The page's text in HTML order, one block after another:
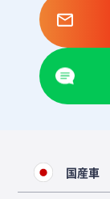
国産車